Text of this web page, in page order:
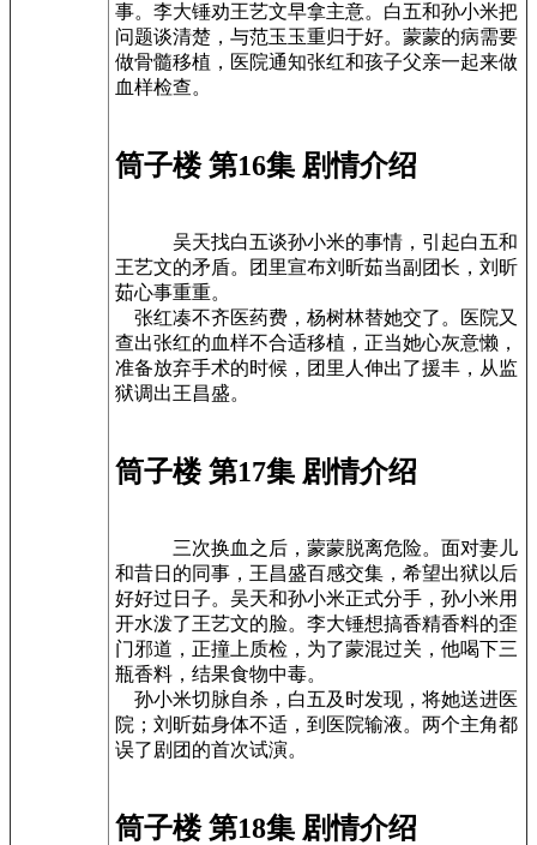
事。李大锤劝王艺文早拿主意。白五和孙小米把
问题谈清楚，与范玉玉重归于好。蒙蒙的病需要
做骨髓移植，医院通知张红和孩子父亲一起来做
血样检查。
筒子楼 第16集 剧情介绍
吴天找白五谈孙小米的事情，引起白五和
王艺文的矛盾。团里宣布刘昕茹当副团长，刘昕
茹心事重重。
张红凑不齐医药费，杨树林替她交了。医院又
查出张红的血样不合适移植，正当她心灰意懒，
准备放弃手术的时候，团里人伸出了援丰，从监
狱调出王昌盛。
筒子楼 第17集 剧情介绍
三次换血之后，蒙蒙脱离危险。面对妻儿
和昔日的同事，王昌盛百感交集，希望出狱以后
好好过日子。吴天和孙小米正式分手，孙小米用
开水泼了王艺文的脸。李大锤想搞香精香料的歪
门邪道，正撞上质检，为了蒙混过关，他喝下三
瓶香料，结果食物中毒。
孙小米切脉自杀，白五及时发现，将她送进医
院；刘昕茹身体不适，到医院输液。两个主角都
误了剧团的首次试演。
筒子楼 第18集 剧情介绍